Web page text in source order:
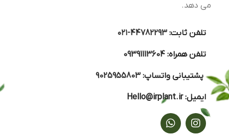
می دهد.
تلفن ثابت:44782293-۰۲۱
تلفن همراه:09391113604
پشتیبانی واتساپ:9025955803
ایمیل:Hello@irplant.ir